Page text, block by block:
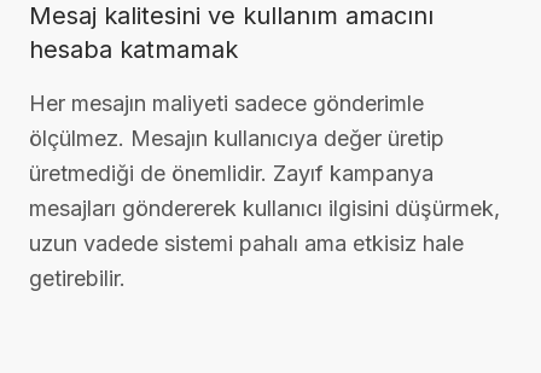
Mesaj kalitesini ve kullanım amacını
hesaba katmamak
Her mesajın maliyeti sadece gönderimle
ölçülmez. Mesajın kullanıcıya değer üretip
üretmediği de önemlidir. Zayıf kampanya
mesajları göndererek kullanıcı ilgisini düşürmek,
uzun vadede sistemi pahalı ama etkisiz hale
getirebilir.